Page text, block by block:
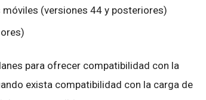
(versiones 44 y posteriores)
para ofrecer compatibilidad con la
exista compatibilidad con la carga de